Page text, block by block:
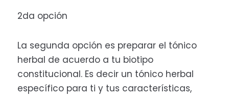
2da opción
La segunda opción es preparar el tónico
herbal de acuerdo a tu biotipo
constitucional. Es decir un tónico herbal
específico para ti y tus características,